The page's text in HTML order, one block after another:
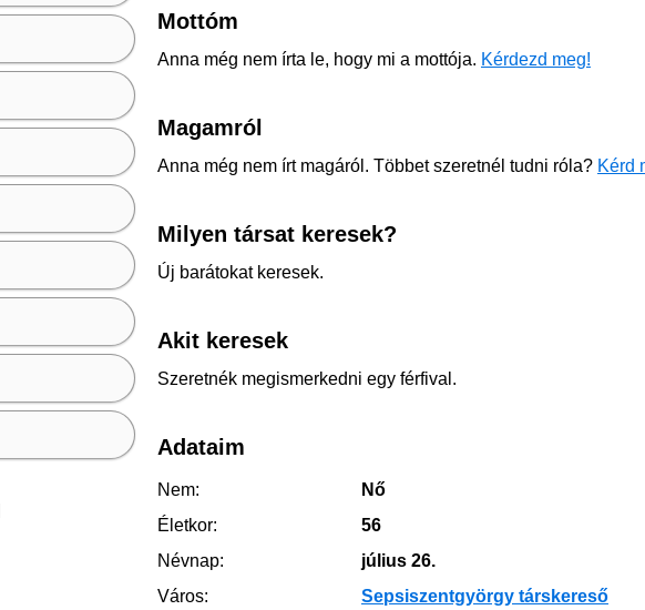
Mottóm
Anna még nem írta le, hogy mi a mottója. Kérdezd meg!
Magamról
Anna még nem írt magáról. Többet szeretnél tudni róla? Kérd
Milyen társat keresek?
Új barátokat keresek.
Akit keresek
Szeretnék megismerkedni egy férfival.
Adataim
Nem:
Nő
Életkor:
56
Névnap:
július 26.
Város:
Sepsiszentgyörgy társkereső